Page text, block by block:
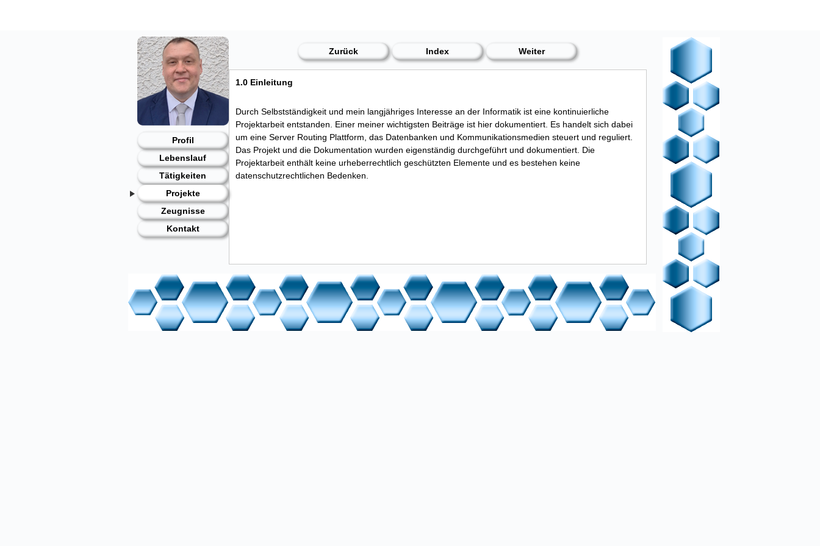
Profil
Lebenslauf
Tätigkeiten
Projekte
Zeugnisse
Kontakt
Zurück Index Weiter
1.0 Einleitung
Durch Selbstständigkeit und mein langjähriges Interesse an der Informatik ist eine kontinuierliche
Projektarbeit entstanden. Einer meiner wichtigsten Beiträge ist hier dokumentiert. Es handelt sich dabei
um eine Server Routing Plattform, das Datenbanken und Kommunikationsmedien steuert und reguliert.
Das Projekt und die Dokumentation wurden eigenständig durchgeführt und dokumentiert. Die
Projektarbeit enthält keine urheberrechtlich geschützten Elemente und es bestehen keine
datenschutzrechtlichen Bedenken.